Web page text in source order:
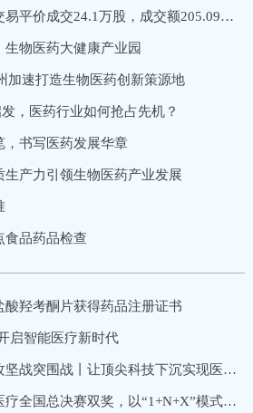
市场！ 未名医药今日大宗交易平价成交24.1万股，成交额205.09万元
物医药大健康产业园
加速打造生物医药创新策源地
，医药行业如何抢占先机？
，书写医药发展华章
生产力引领生物医药产业发展
食品药品检查
酸羟考酮片获得药品注册证书
启智能医疗新时代
打赢打好转型发展攻坚战突围战丨让顶尖科技下沉实现医疗普惠，卓昕医疗推进骨科手术机器人国产化进程
医渡科技再获智慧医疗全国总决赛双奖，以“1+N+X”模式打造专科医院数字化转型标杆